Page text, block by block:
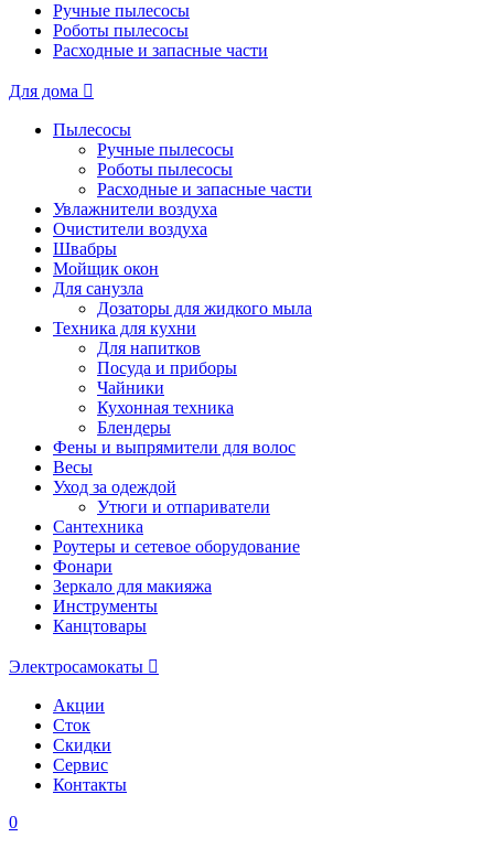
Ручные пылесосы
Роботы пылесосы
Расходные и запасные части
Для дома
Пылесосы
Ручные пылесосы
Роботы пылесосы
Расходные и запасные части
Увлажнители воздуха
Очистители воздуха
Швабры
Мойщик окон
Для санузла
Дозаторы для жидкого мыла
Техника для кухни
Для напитков
Посуда и приборы
Чайники
Кухонная техника
Блендеры
Фены и выпрямители для волос
Весы
Уход за одеждой
Утюги и отпариватели
Сантехника
Роутеры и сетевое оборудование
Фонари
Зеркало для макияжа
Инструменты
Канцтовары
Электросамокаты
Акции
Сток
Скидки
Сервис
Контакты
0